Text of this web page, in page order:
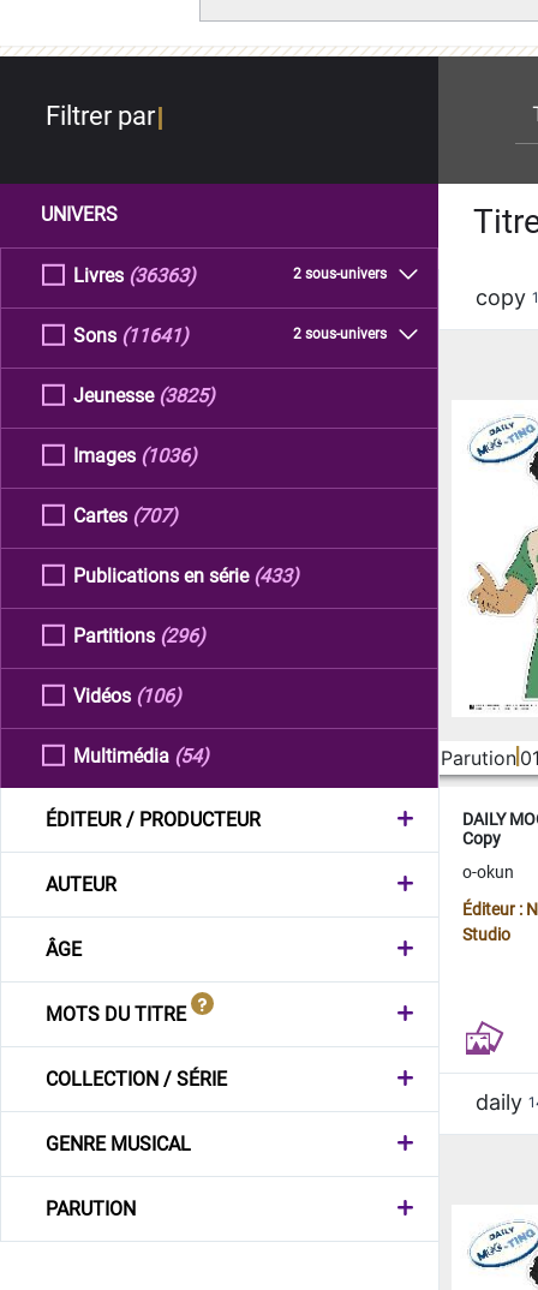
Filtrer par
UNIVERS
Livres 2 sous-univers
(36363)
Sons 2 sous-univers
(11641)
Jeunesse (3825)
Images (1036)
Cartes (707)
Publications en série (433)
Partitions (296)
Vidéos (106)
Multimédia (54)
ÉDITEUR / PRODUCTEUR
AUTEUR
ÂGE
MOTS DU TITRE
COLLECTION / SÉRIE
GENRE MUSICAL
PARUTION
copy
Parution
DAILY
Copy
o-okun
Éditeur :
Studio
daily